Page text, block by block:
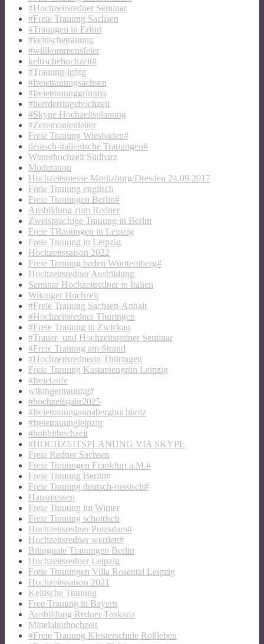
#Hochzeitsredner Seminar
#Freie Trauung Sachsen
#Trauugen in Erfurt
#keltischetrauung
#willkommensfeier
keltischehochzeit#
#Trauung-lgbtg
#freietrauungsachsen
#freietrauunggrimma
#herrderringehochzeit
#Skype Hochzeitsplanung
#Zeremonienleiter
Freie Trauung Wiesbaden#
deutsch-italienische Trauungen#
Winterhochzeit Südharz
Moderation
Hochzeitsmesse Moritzburg/Dresden 24.09.2017
Freie Trauung englisch
Freie Trauungen Berlin#
Ausbildung zum Redner
Zweisprachige Trauung in Berlin
Freie TRauungen in Leipzig
Freie Trauung in Leipzig
Hochzeitssaison 2022
Freie Trauung baden Württemberg#
Hochzeitsredner Ausbildung
Seminar Hochzeitredner in Italien
Wikinger Hochzeit
#Freie Trauung Sachsen-Anhalt
#Hochzeitsredner Thüringen
#Freie Trauung in Zwickau
#Trauer- und Hochzeitsredner Seminar
#Freie Trauung am Strand
#Hochzeitsrednerin Thüringen
Freie Trauung Kastaniengrün Leipzig
#freietaufe
wikingertrauung#
#hochzeitsjahr2025
#freietrauungannabergbuchholz
#freietrauungleipzig
#hobbithochzeit
#HOCHZEITSPLANUNG VIA SKYPE
Freie Redner Sachsen
Freie Trauungen Frankfurt a.M.#
Freie Trauung Berlin#
Freie Trauung deutsch-russisch#
Hausmessen
Freie Trauung im Winter
Freie Trauung schottisch
Hochzeitsredner Potzsdam#
Hochzeitsredner werden#
Bilinguale Trauungen Berlin
Hochzeitsredner Leipzig
Freie Trauungen Villa Rosental Leipzig
Hochzeitssaison 2021
Keltische Trauung
Free Trauung in Bayern
Ausbildung Redner Toskana
Mittelalterhochzeit
#Freie Trauung Klosterschule Roßleben